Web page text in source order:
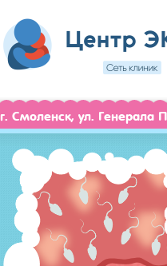
г. Смоленск, ул. Генерала